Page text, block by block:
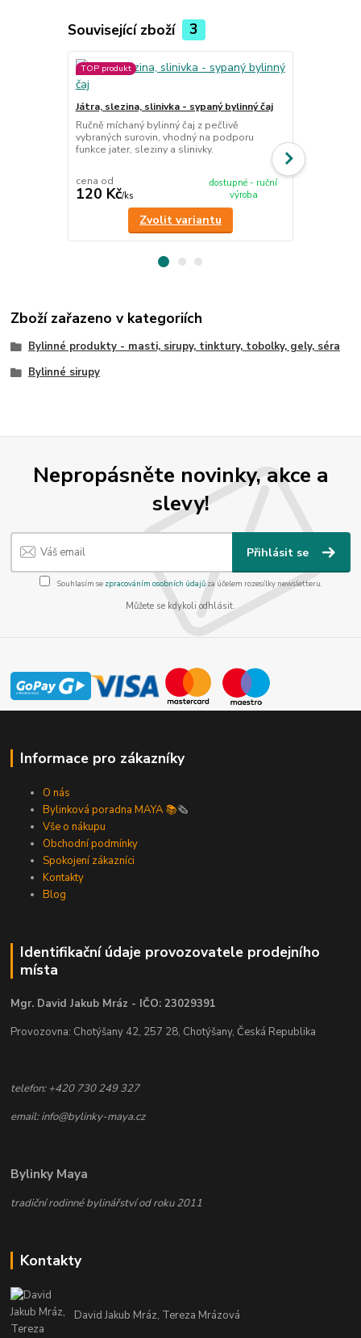
Související zboží 3
TOP produkt
Játra, slezina, slinivka - sypaný bylinný čaj
Ručně míchaný bylinný čaj z pečlivě
vybraných surovin, vhodný na podporu
funkce jater, sleziny a slinivky.
cena od
120 Kč/ks
dostupné - ruční
výroba
Zvolit variantu
koupelí.
čajům.
Zboží zařazeno v kategoriích
Bylinné produkty - masti, sirupy, tinktury, tobolky, gely, séra
Bylinné sirupy
Nepropásněte novinky, akce a
slevy!
Přihlásit se
Souhlasím se zpracováním osobních údajůza účelem rozesílky newsletteru.
Můžete se kdykoli odhlásit.
Informace pro zákazníky
O nás
Bylinková poradna MAYA 📚🗞️
Vše o nákupu
Obchodní podmínky
Spokojení zákazníci
Kontakty
Blog
Identifikační údaje provozovatele prodejního
místa
Mgr. David Jakub Mráz - IČO: 23029391
Provozovna: Chotýšany 42, 257 28, Chotýšany, Česká Republika
telefon: +420 730 249 327
email: info@bylinky-maya.cz
Bylinky Maya
tradiční rodinné bylinářství od roku 2011
Kontakty
David Jakub Mráz, Tereza Mrázová